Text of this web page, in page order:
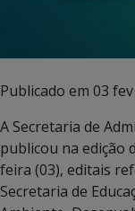
Publicado em 03
A Secretaria de
publicou na edição
feira (03), editais
Secretaria de